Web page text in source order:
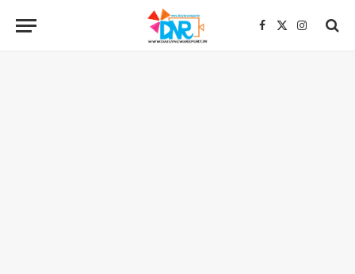
Facebook
X